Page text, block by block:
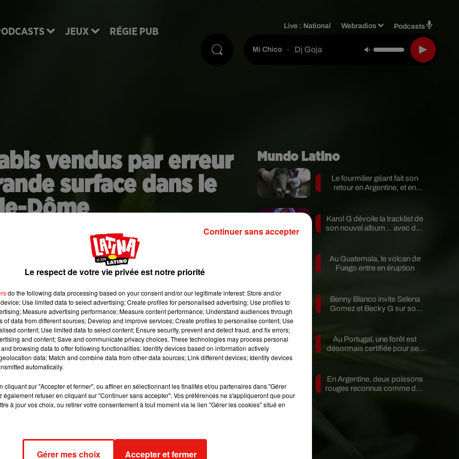
JEUX RÉGIE PUB
Live : National Webradios Podcasts
Mi Chico - Dj Goja
vendus par erreur
surface dans le
Dôme
dans sept grandes surfaces et jardineries du
Une enquête a été ouverte.
Pixabay
dans des grandes surfaces et jardineries du Puy-de-Dôme, a
retirées des rayons et en partie détruits par les militaires, ont
l'ordre dans un communiqué.
de-Dômequi aurait revendu 400 plants d’origine italienne aux
un importateur, qui a fourni ses clients habituels"
retrouvés.
en cours
législatif. Certaines personnes pensent que le cannabis
Mundo Latino
Le fourmilier géant fait son
retour en Argentine, et en
Karol G dévoile la tracklist de
son nouvel album… avec des
Au Guatemala, le volcan de
Fuego entre en éruption
Benny Blanco invite Selena
Gomez et Becky G sur son
Au Portugal, une forêt est
désormais certifiée pour ses
En Argentine, deux poissons
rouges reconnus comme des
Le respect de votre vie privée est notre priorité
do the following data processing based on your consent and/or our legitimate interest: Store and/or
Use limited data to select advertising; Create profiles for personalised advertising; Use profiles to
Measure advertising performance; Measure content performance; Understand audiences through
of data from different sources; Develop and improve services; Create profiles to personalise content; Use
content; Use limited data to select content; Ensure security, prevent and detect fraud, and fix errors;
and content; Save and communicate privacy choices. These technologies may process personal
browsing data to offer following functionalities: Identify devices based on information actively
data; Match and combine data from other data sources; Link different devices; Identify devices
automatically.
cliquant sur "Accepter et fermer", ou affiner en sélectionnant les finalités et/ou partenaires dans "Gérer
également refuser en cliquant sur "Continuer sans accepter". Vos préférences ne s'appliqueront que pour
à jour vos choix, ou retirer votre consentement à tout moment via le lien "Gérer les cookies" situé en
Gérer mes choix Accepter et fermer
Continuer sans accepter